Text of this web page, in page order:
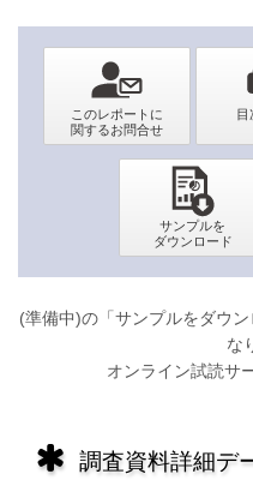
(準備中)の「サンプルをダウ
な
オンライン試読サ
調査資料詳細デ